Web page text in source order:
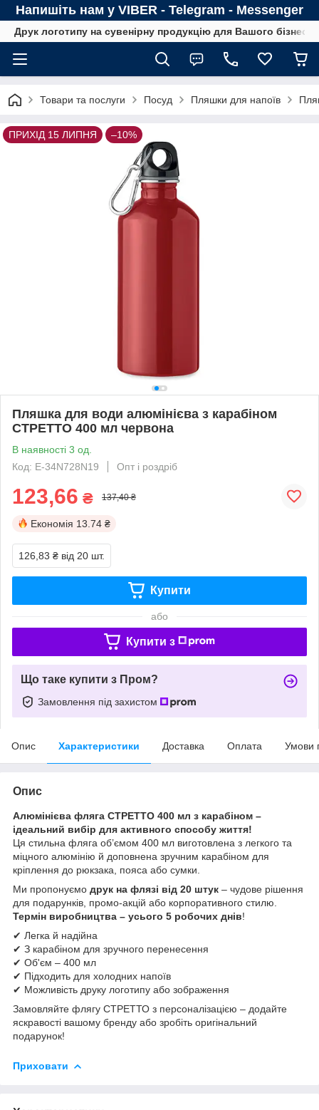
Напишіть нам у VIBER - Telegram - Messenger
Друк логотипу на сувенірну продукцію для Вашого бізнесу
Товари та послуги Посуд Пляшки для напоїв
ПРИХІД 15 ЛИПНЯ –10%
Пляшка для води алюмінієва з карабіном
СТРЕТТО 400 мл червона
В наявності 3 од.
Код: Е-34N728N19
Опт і роздріб
123,66 ₴ 137,40 ₴
Економія 13.74 ₴
126,83 ₴ від 20 шт.
Купити
або
Купити з
Що таке купити з Пром?
Замовлення під захистом
Опис Характеристики Доставка Оплата Умови
Опис
Алюмінієва фляга СТРЕТТО 400 мл з карабіном –
ідеальний вибір для активного способу життя!
Ця стильна фляга об’ємом 400 мл виготовлена з легкого та
міцного алюмінію й доповнена зручним карабіном для
кріплення до рюкзака, пояса або сумки.
Ми пропонуємо друк на флязі від 20 штук – чудове рішення
для подарунків, промо-акцій або корпоративного стилю.
Термін виробництва – усього 5 робочих днів!
✔ Легка й надійна
✔ З карабіном для зручного перенесення
✔ Об'єм – 400 мл
✔ Підходить для холодних напоїв
✔ Можливість друку логотипу або зображення
Замовляйте флягу СТРЕТТО з персоналізацією – додайте
яскравості вашому бренду або зробіть оригінальний
подарунок!
Приховати